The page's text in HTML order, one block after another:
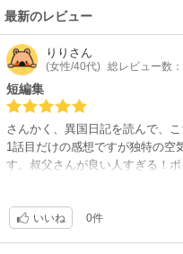
最新のレビュー
りり さん
(女性/40代) 総レビュー数
短編集
さんかく、異国日記を読んで、
1話目だけの感想ですが独特の空
す。叔父さんが良い人すぎる！
いいね 0件